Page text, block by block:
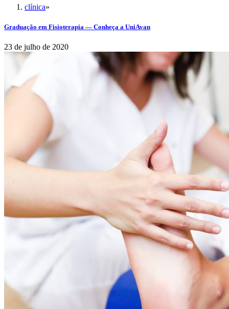
clínica»
Graduação em Fisioterapia — Conheça a UniAvan
23 de julho de 2020